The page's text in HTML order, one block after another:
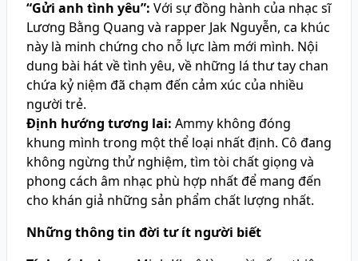
“Gửi anh tình yêu”: Với sự đồng hành của nhạc sĩ
Lương Bằng Quang và rapper Jak Nguyễn, ca khúc
này là minh chứng cho nỗ lực làm mới mình. Nội
dung bài hát về tình yêu, về những lá thư tay chan
chứa kỷ niệm đã chạm đến cảm xúc của nhiều
người trẻ.
Định hướng tương lai: Ammy không đóng
khung mình trong một thể loại nhất định. Cô đang
không ngừng thử nghiệm, tìm tòi chất giọng và
phong cách âm nhạc phù hợp nhất để mang đến
cho khán giả những sản phẩm chất lượng nhất.
Những thông tin đời tư ít người biết